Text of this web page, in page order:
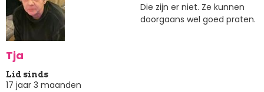
Tja
Lid sinds
17 jaar 3 maanden
Die zijn er niet. Ze kunnen
doorgaans wel goed praten.